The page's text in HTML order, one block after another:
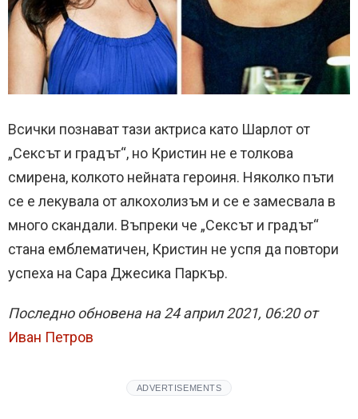
Всички познават тази актриса като Шарлот от
„Сексът и градът“, но Кристин не е толкова
смирена, колкото нейната героиня. Няколко пъти
се е лекувала от алкохолизъм и се е замесвала в
много скандали. Въпреки че „Сексът и градът“
стана емблематичен, Кристин не успя да повтори
успеха на Сара Джесика Паркър.
Последно обновена на 24 април 2021, 06:20 от
Иван Петров
ADVERTISEMENTS